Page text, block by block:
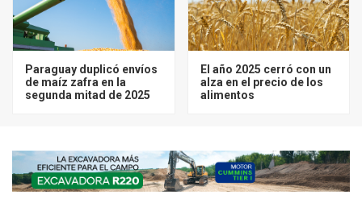
Paraguay duplicó envíos
de maíz zafra en la
segunda mitad de 2025
El año 2025 cerró con un
alza en el precio de los
alimentos